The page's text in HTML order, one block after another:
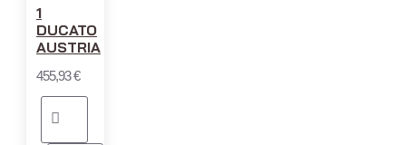
1
DUCATO
AUSTRIA
455,93 €